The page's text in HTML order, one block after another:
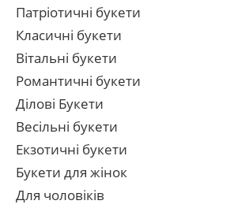
Патріотичні букети
Класичні букети
Вітальні букети
Романтичні букети
Ділові Букети
Весільні букети
Екзотичні букети
Букети для жінок
Для чоловіків